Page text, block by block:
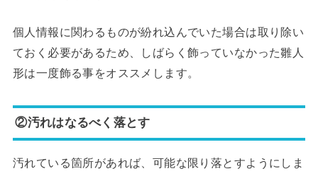
個人情報に関わるものが紛れ込んでいた場合は取り除い
ておく必要があるため、しばらく飾っていなかった雛人
形は一度飾る事をオススメします。
②汚れはなるべく落とす
汚れている箇所があれば、可能な限り落とすようにしま